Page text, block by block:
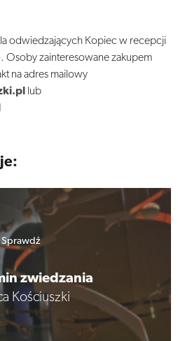
odwiedzających Kopiec w recepcji
Osoby zainteresowane zakupem
na adres mailowy
lub
Sprawdź
zwiedzania
Kościuszki